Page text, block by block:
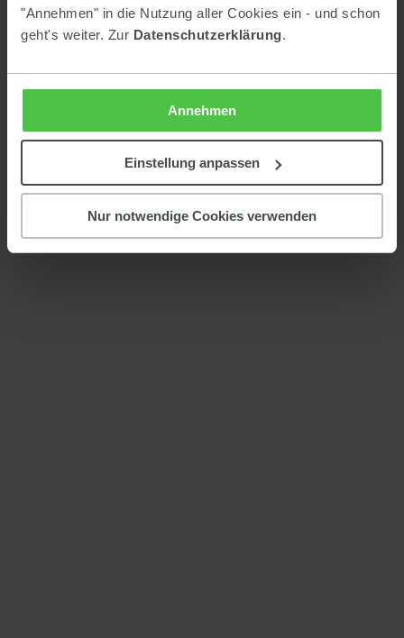
"Annehmen" in die Nutzung aller Cookies ein - und schon
geht's weiter. Zur Datenschutzerklärung.
Annehmen
Einstellung anpassen
Nur notwendige Cookies verwenden